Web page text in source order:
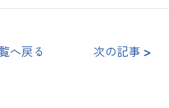
へ戻る 次の記事 >